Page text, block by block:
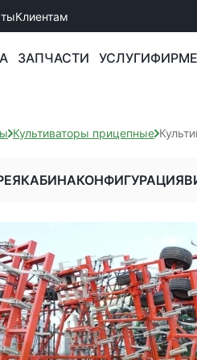
Клиентам
ЗАПЧАСТИ УСЛУГИ
Культиваторы прицепные
КАБИНАКОНФИГУРАЦИЯ